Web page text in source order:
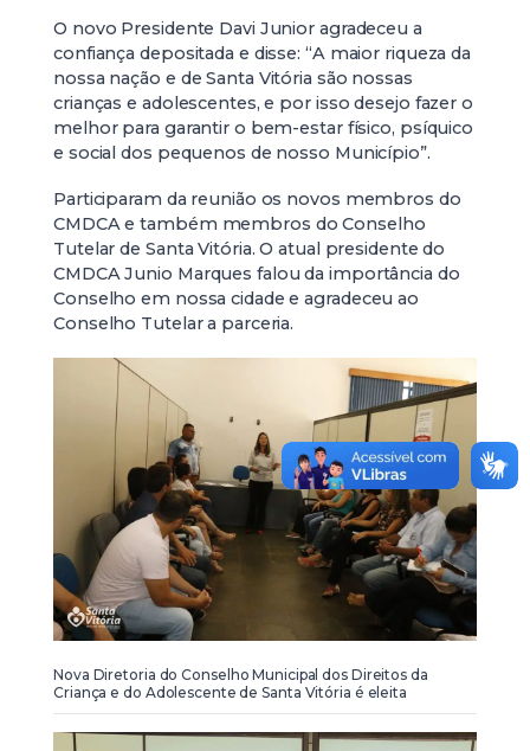
O novo Presidente Davi Junior agradeceu a
confiança depositada e disse: “A maior riqueza da
nossa nação e de Santa Vitória são nossas
crianças e adolescentes, e por isso desejo fazer o
melhor para garantir o bem-estar físico, psíquico
e social dos pequenos de nosso Município”.
Participaram da reunião os novos membros do
CMDCA e também membros do Conselho
Tutelar de Santa Vitória. O atual presidente do
CMDCA Junio Marques falou da importância do
Conselho em nossa cidade e agradeceu ao
Conselho Tutelar a parceria.
Nova Diretoria do Conselho Municipal dos Direitos da
Criança e do Adolescente de Santa Vitória é eleita